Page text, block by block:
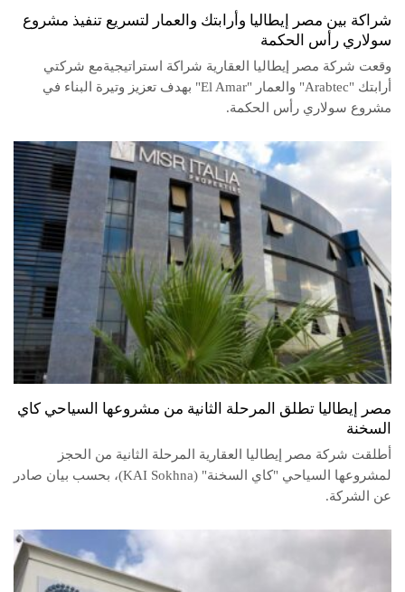
شراكة بين مصر إيطاليا وأرابتك والعمار لتسريع تنفيذ مشروع
سولاري رأس الحكمة
وقعت شركة مصر إيطاليا العقارية شراكة استراتيجيةمع شركتي
أرابتك "Arabtec" والعمار "El Amar" بهدف تعزيز وتيرة البناء في
مشروع سولاري رأس الحكمة.
مصر إيطاليا تطلق المرحلة الثانية من مشروعها السياحي كاي
السخنة
أطلقت شركة مصر إيطاليا العقارية المرحلة الثانية من الحجز
لمشروعها السياحي "كاي السخنة" (KAI Sokhna)، بحسب بيان صادر
عن الشركة.